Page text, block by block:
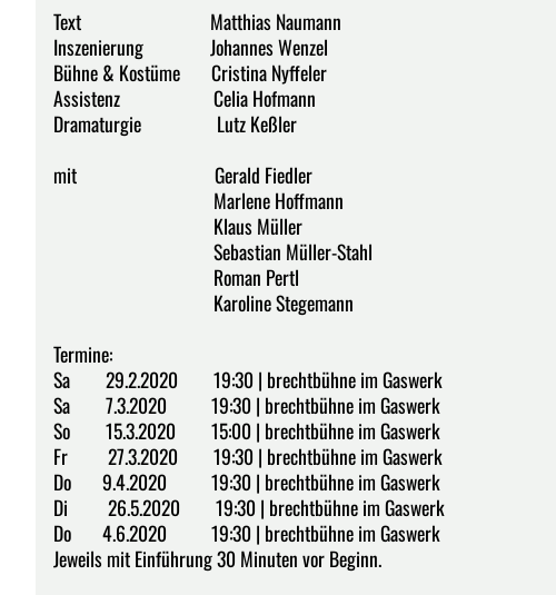
Text Matthias Naumann
Inszenierung Johannes Wenzel
Bühne & Kostüme Cristina Nyffeler
Assistenz Celia Hofmann
Dramaturgie Lutz Keßler
mit Gerald Fiedler
Marlene Hoffmann
Klaus Müller
Sebastian Müller-Stahl
Roman Pertl
Karoline Stegemann
Termine:
Sa 29.2.2020 19:30 | brechtbühne im Gaswerk
Sa 7.3.2020 19:30 | brechtbühne im Gaswerk
So 15.3.2020 15:00 | brechtbühne im Gaswerk
Fr 27.3.2020 19:30 | brechtbühne im Gaswerk
Do 9.4.2020 19:30 | brechtbühne im Gaswerk
Di 26.5.2020 19:30 | brechtbühne im Gaswerk
Do 4.6.2020 19:30 | brechtbühne im Gaswerk
Jeweils mit Einführung 30 Minuten vor Beginn.